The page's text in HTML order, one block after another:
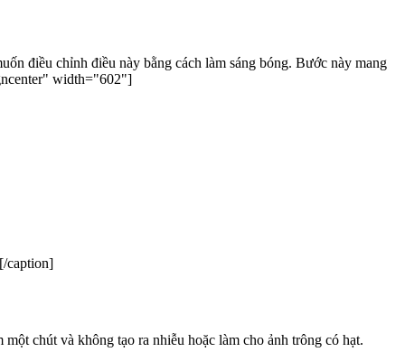
điều chỉnh điều này bằng cách làm sáng bóng. Bước này mang
align="aligncenter" width="602"]
caption]
chút và không tạo ra nhiễu hoặc làm cho ảnh trông có hạt.